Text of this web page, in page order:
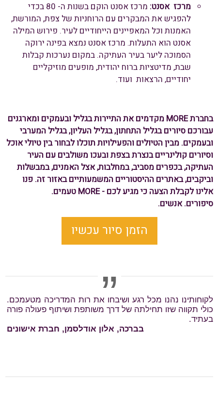
מרכז אסנט:
מרכז אסנט הוקם בשנות ה- 80 בכדי
להפגיש את המבקרים עם הרוחניות של צפת, המורשת,
האמנות וכל המאפיינים הייחודיים לעיר. פירוש המילה
אסנט הוא התעלות. מרכז אסנט נמצא בפינה ירוקה
הסמוכה ליער בעיר העתיקה. במקום נערכות קבלות
שבת, מדיטציות ברוח יהודית, מופעים מוזיקליים
יחודיים, הרצאות ועוד.
בחברת MORE מקדמים את התיירות בגליל ובעמקים ומארגנים
עבורכם סיורים בגליל התחתון, בגליל העליון, בגליל המערבי
ובעמקים. מבין הטיולים והפעילויות תוכלו לבחור בין טיולי אוכל
וסיורים קולינריים בנצרת בצפת ובעכו משולבים עם העיר
העתיקה, בכפרים מסביב, במחלבות, אצל האמנים, במבשלות
וביקבים, באתרים ההיסטוריים המשמעותיים באזור זה. פנו
אלינו לקבלת הצעה כי מגיע לכם - MORE טעמים.
סיפורים. אנשים.
הזמן סיור עכשיו